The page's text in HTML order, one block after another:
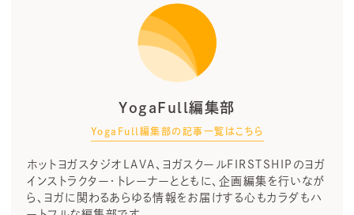
YogaFull編集部
YogaFull編集部の記事一覧はこちら
ホットヨガスタジオLAVA、ヨガスクールFIRSTSHIPのヨガ
インストラクター・トレーナーとともに、企画編集を行いなが
ら、ヨガに関わるあらゆる情報をお届けする心もカラダもハ